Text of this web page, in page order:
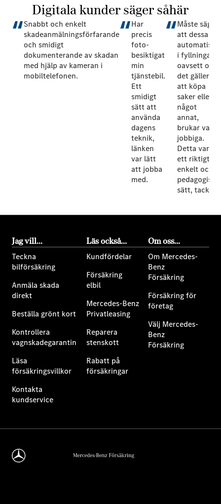
Digitala kunder säger såhär
Snabbt och enkelt
skadeanmälningsförfarande
och smidigt
dokumenterande av skadan
med hjälp av kameran i
mobiltelefonen.
Har
precis
foto-
besiktigat
min
tjänstebil.
Ett
smidigt
sätt att
använda
dagens
teknik,
länken
var lätt
att jobba
med.
Måste säga
att dessa
automatiska
i fyllningar,
oavsett om
det gäller
att köpa
saker eller
något
annat,
brukar vara
jobbiga.
Detta var
ett riktigt
enkelt och
pedagogiskt
sätt, tack!
Jag vill...
Teckna
bilförsäkring
Anmäla skada
direkt
Beställa grönt kort
Kontrollera
vagnskadegarantin
Läsa
försäkringsvillkor
Kontakta
kundservice
Läs också...
Kundfördelar
Försäkring
elbil
Mercedes-Benz
Privatleasing
Reparera
stenskott
Rabatt på
försäkringar
Om oss...
Om Mercedes-
Benz
Försäkring
Försäkring för
företag
Välj Mercedes-
Benz
Försäkring